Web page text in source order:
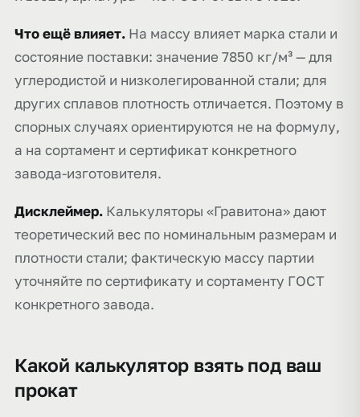
Что ещё влияет. На массу влияет марка стали и
состояние поставки: значение 7850 кг/м³ — для
углеродистой и низколегированной стали; для
других сплавов плотность отличается. Поэтому в
спорных случаях ориентируются не на формулу,
а на сортамент и сертификат конкретного
завода-изготовителя.
Дисклеймер. Калькуляторы «Гравитона» дают
теоретический вес по номинальным размерам и
плотности стали; фактическую массу партии
уточняйте по сертификату и сортаменту ГОСТ
конкретного завода.
Какой калькулятор взять под ваш
прокат